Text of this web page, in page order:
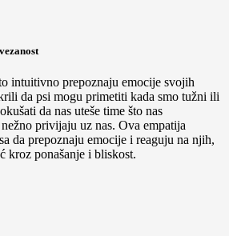
intuitivno prepoznaju emocije svojih
da psi mogu primetiti kada smo tužni ili
da nas uteše time što nas
privijaju uz nas. Ova empatija
da prepoznaju emocije i reaguju na njih,
kroz ponašanje i bliskost.